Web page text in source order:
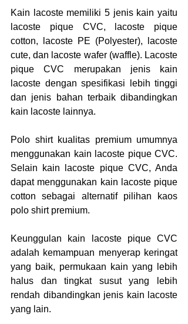
Kain lacoste memiliki 5 jenis kain yaitu
lacoste pique CVC, lacoste pique
cotton, lacoste PE (Polyester), lacoste
cute, dan lacoste wafer (waffle). Lacoste
pique CVC merupakan jenis kain
lacoste dengan spesifikasi lebih tinggi
dan jenis bahan terbaik dibandingkan
kain lacoste lainnya.
Polo shirt kualitas premium umumnya
menggunakan kain lacoste pique CVC.
Selain kain lacoste pique CVC, Anda
dapat menggunakan kain lacoste pique
cotton sebagai alternatif pilihan kaos
polo shirt premium.
Keunggulan kain lacoste pique CVC
adalah kemampuan menyerap keringat
yang baik, permukaan kain yang lebih
halus dan tingkat susut yang lebih
rendah dibandingkan jenis kain lacoste
yang lain.